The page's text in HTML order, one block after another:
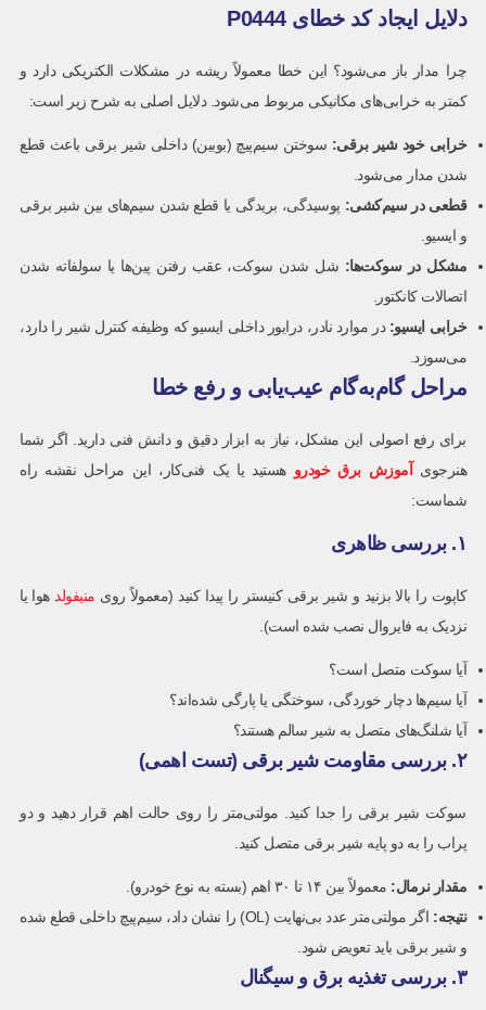
دلایل ایجاد کد خطای P0444
چرا مدار باز می‌شود؟ این خطا معمولاً ریشه در مشکلات الکتریکی دارد و
کمتر به خرابی‌های مکانیکی مربوط می‌شود. دلایل اصلی به شرح زیر است:
خرابی خود شیر برقی: سوختن سیم‌پیچ (بوبین) داخلی شیر برقی باعث قطع
شدن مدار می‌شود.
قطعی در سیم‌کشی: پوسیدگی، بریدگی یا قطع شدن سیم‌های بین شیر برقی
و ایسیو.
مشکل در سوکت‌ها: شل شدن سوکت، عقب رفتن پین‌ها یا سولفاته شدن
اتصالات کانکتور.
خرابی ایسیو: در موارد نادر، درایور داخلی ایسیو که وظیفه کنترل شیر را دارد،
می‌سوزد.
مراحل گام‌به‌گام عیب‌یابی و رفع خطا
برای رفع اصولی این مشکل، نیاز به ابزار دقیق و دانش فنی دارید. اگر شما
هنرجوی
آموزش برق خودرو هستید یا یک فنی‌کار، این مراحل نقشه راه
شماست:
۱. بررسی ظاهری
کاپوت را بالا بزنید و شیر برقی کنیستر را پیدا کنید (معمولاً روی منیفولد هوا یا
نزدیک به فایروال نصب شده است).
آیا سوکت متصل است؟
آیا سیم‌ها دچار خوردگی، سوختگی یا پارگی شده‌اند؟
آیا شلنگ‌های متصل به شیر سالم هستند؟
۲. بررسی مقاومت شیر برقی (تست اهمی)
سوکت شیر برقی را جدا کنید. مولتی‌متر را روی حالت اهم قرار دهید و دو
پراب را به دو پایه شیر برقی متصل کنید.
مقدار نرمال: معمولاً بین ۱۴ تا ۳۰ اهم (بسته به نوع خودرو).
نتیجه:
اگر مولتی‌متر عدد بی‌نهایت (OL) را نشان داد، سیم‌پیچ داخلی قطع شده
و شیر برقی باید تعویض شود.
۳. بررسی تغذیه برق و سیگنال